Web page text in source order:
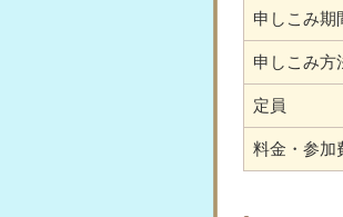
申しこみ期
申しこみ方
定員
料金・参加